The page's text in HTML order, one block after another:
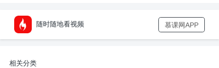
台等等大量有挑战的业务场景和技术场景。
以上所有产品均由Scott带队的前端工程师一起学习和研发，团队氛围很猛很
户体验、性能优化、开发规范、框架迭代、组件落地、工具升级等，为外部客
随时随地看视频 慕课网APP
相关分类